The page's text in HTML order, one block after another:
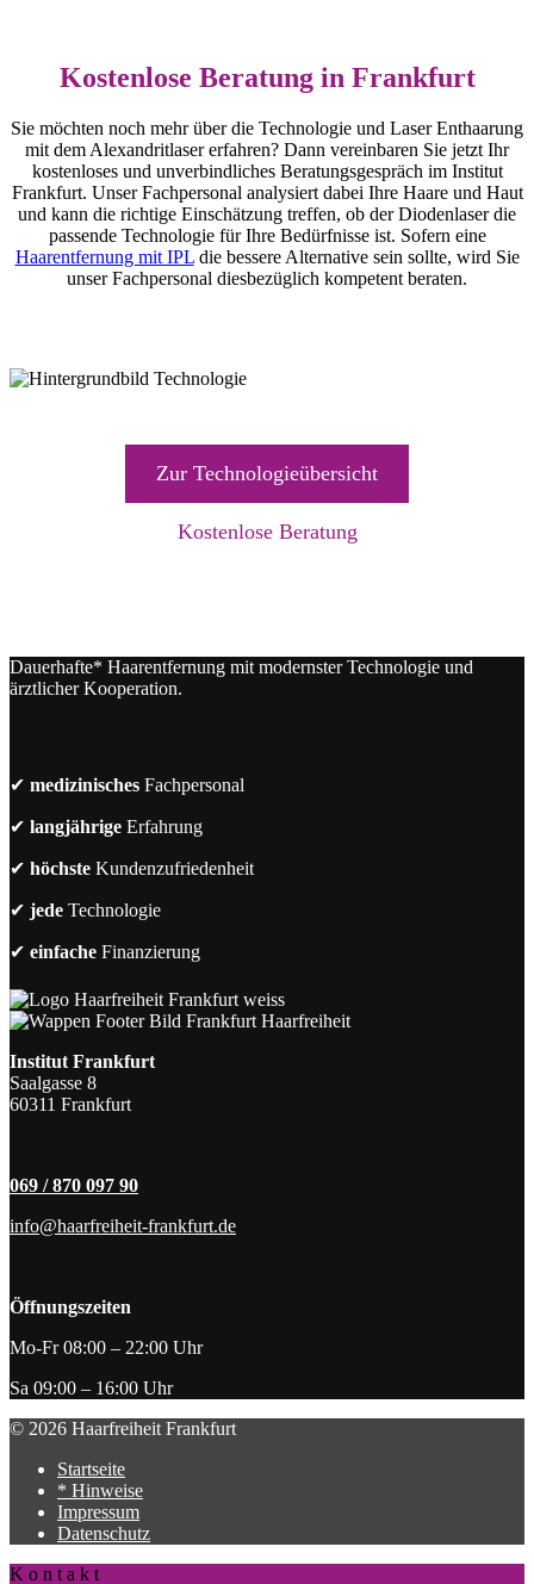
Kostenlose Beratung in Frankfurt
Sie möchten noch mehr über die Technologie und Laser Enthaarung
mit dem Alexandritlaser erfahren? Dann vereinbaren Sie jetzt Ihr
kostenloses und unverbindliches Beratungsgespräch im Institut
Frankfurt. Unser Fachpersonal analysiert dabei Ihre Haare und Haut
und kann die richtige Einschätzung treffen, ob der Diodenlaser die
passende Technologie für Ihre Bedürfnisse ist. Sofern eine
Haarentfernung mit IPLdie bessere Alternative sein sollte, wird Sie
unser Fachpersonal diesbezüglich kompetent beraten.
Zur Technologieübersicht
Kostenlose Beratung
Dauerhafte* Haarentfernung mit modernster Technologie und
ärztlicher Kooperation.
✔ medizinisches Fachpersonal
✔ langjährige Erfahrung
✔ höchste Kundenzufriedenheit
✔ jede Technologie
✔ einfache Finanzierung
Institut Frankfurt
Saalgasse 8
60311 Frankfurt
069 / 870 097 90
info@haarfreiheit-frankfurt.de
Öffnungszeiten
Mo-Fr 08:00 – 22:00 Uhr
Sa 09:00 – 16:00 Uhr
© 2026 Haarfreiheit Frankfurt
Startseite
* Hinweise
Impressum
Datenschutz
K o n t a k t